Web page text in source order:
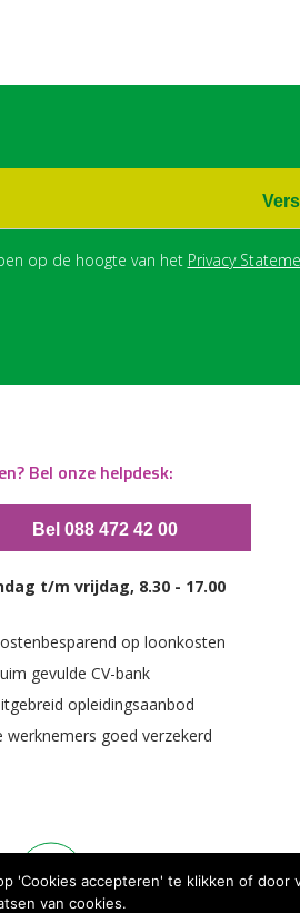
op de hoogte van het Privacy
Bel onze helpdesk:
Bel 088 472 42 00
t/m vrijdag, 8.30 - 17.00
op loonkosten
gevulde CV-bank
opleidingsaanbod
werknemers goed verzekerd
'Cookies accepteren' te klikken of
van cookies.